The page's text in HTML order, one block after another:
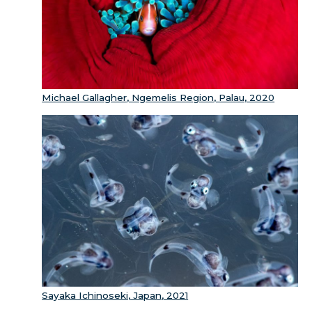
Michael Gallagher, Ngemelis Region, Palau, 2020
Sayaka Ichinoseki, Japan, 2021